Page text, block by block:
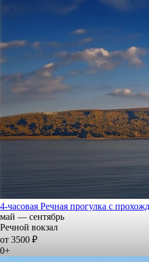
4-часовая Речная прогулка с
май — сентябрь
Речной вокзал
от 3500 ₽
0+